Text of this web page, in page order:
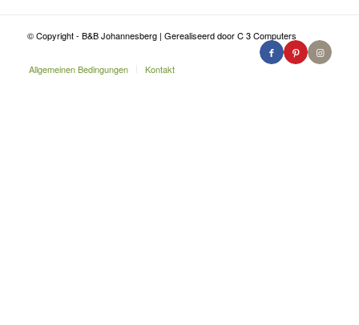
© Copyright - B&B Johannesberg | Gerealiseerd door C 3 Computers
Allgemeinen Bedingungen Kontakt